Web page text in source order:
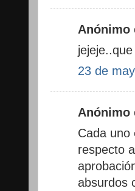
Anónimo
23 de
Anónimo
Cada uno
respecto
absurdos